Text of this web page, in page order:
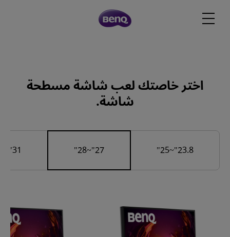
اختر خاصتك لعب شاشة مسطحة
شاشة.
23.8"~25"
27"~28"
31"~32"